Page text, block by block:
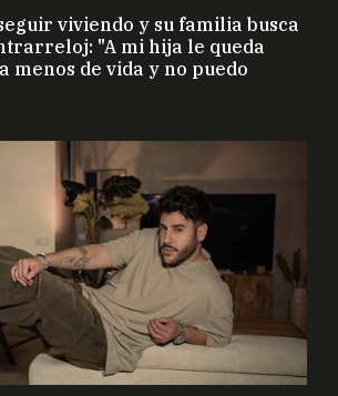
viviendo y su familia busca
"A mi hija le queda
menos de vida y no puedo